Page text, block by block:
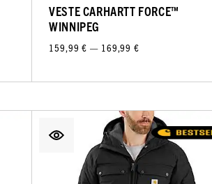
VESTE CARHARTT FORCE™
WINNIPEG
159,99 € — 169,99 €